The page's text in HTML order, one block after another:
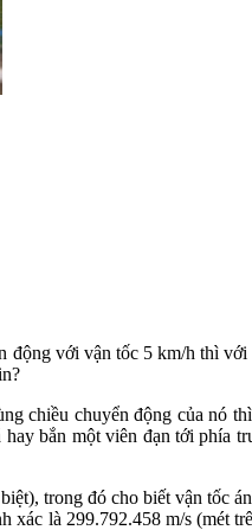
động với vận tốc 5 km/h thì
chiều chuyển động của nó
bắn một viên đạn tới phía
trong đó cho biết vận tốc
xác là 299.792.458 m/s (mét